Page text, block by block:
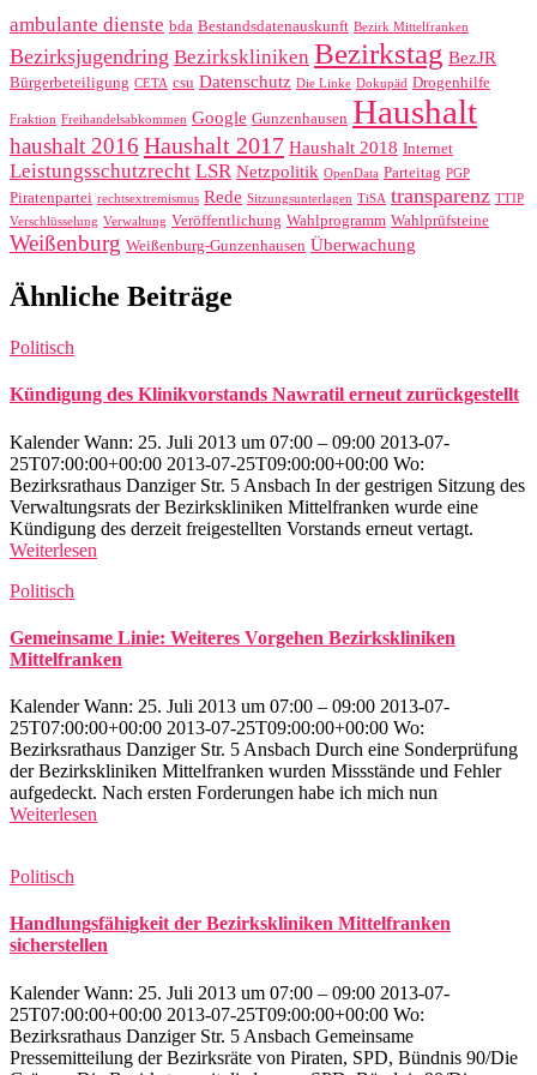
ambulante dienste bda Bestandsdatenauskunft Bezirk Mittelfranken
Bezirksjugendring Bezirkskliniken Bezirkstag BezJR
Bürgerbeteiligung CETA csu Datenschutz Die Linke Dokupäd Drogenhilfe
Fraktion Freihandelsabkommen Google Gunzenhausen Haushalt
haushalt 2016 Haushalt 2017 Haushalt 2018 Internet
Leistungsschutzrecht LSR Netzpolitik OpenData Parteitag PGP
Piratenpartei rechtsextremismus Rede Sitzungsunterlagen TiSA transparenz TTIP
Verschlüsselung Verwaltung Veröffentlichung Wahlprogramm Wahlprüfsteine
Weißenburg Weißenburg-Gunzenhausen Überwachung
Ähnliche Beiträge
Politisch
Kündigung des Klinikvorstands Nawratil erneut zurückgestellt
Kalender Wann: 25. Juli 2013 um 07:00 – 09:00 2013-07-
25T07:00:00+00:00 2013-07-25T09:00:00+00:00 Wo:
Bezirksrathaus Danziger Str. 5 Ansbach In der gestrigen Sitzung des
Verwaltungsrats der Bezirkskliniken Mittelfranken wurde eine
Kündigung des derzeit freigestellten Vorstands erneut vertagt.
Weiterlesen
Politisch
Gemeinsame Linie: Weiteres Vorgehen Bezirkskliniken
Mittelfranken
Kalender Wann: 25. Juli 2013 um 07:00 – 09:00 2013-07-
25T07:00:00+00:00 2013-07-25T09:00:00+00:00 Wo:
Bezirksrathaus Danziger Str. 5 Ansbach Durch eine Sonderprüfung
der Bezirkskliniken Mittelfranken wurden Missstände und Fehler
aufgedeckt. Nach ersten Forderungen habe ich mich nun
Weiterlesen
Politisch
Handlungsfähigkeit der Bezirkskliniken Mittelfranken
sicherstellen
Kalender Wann: 25. Juli 2013 um 07:00 – 09:00 2013-07-
25T07:00:00+00:00 2013-07-25T09:00:00+00:00 Wo:
Bezirksrathaus Danziger Str. 5 Ansbach Gemeinsame
Pressemitteilung der Bezirksräte von Piraten, SPD, Bündnis 90/Die